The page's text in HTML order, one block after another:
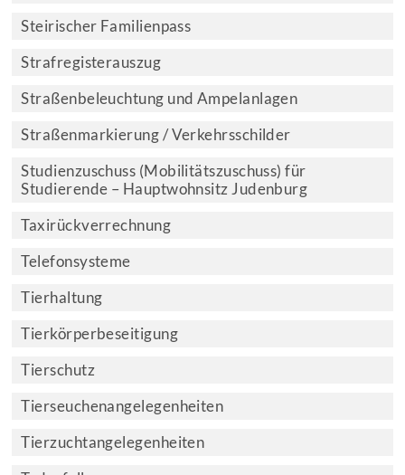
Steirischer Familienpass
Strafregisterauszug
Straßenbeleuchtung und Ampelanlagen
Straßenmarkierung / Verkehrsschilder
Studienzuschuss (Mobilitätszuschuss) für
Studierende – Hauptwohnsitz Judenburg
Taxirückverrechnung
Telefonsysteme
Tierhaltung
Tierkörperbeseitigung
Tierschutz
Tierseuchenangelegenheiten
Tierzuchtangelegenheiten